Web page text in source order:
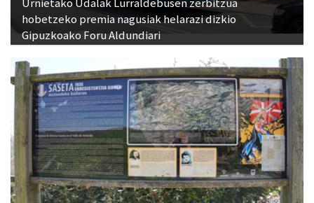
hobetzeko premia nagusiak helarazi dizkio
Gipuzkoako Foru Aldundiari